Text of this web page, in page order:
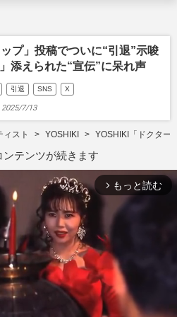
プ」投稿でついに“引退”示唆
添えられた“宣伝”に呆れ声
引退 SNS X
2025/7/13
ィスト YOSHIKI YOSHIKI「ドクター
ンテンツが続きます
arrow_forward_ios もっと読む